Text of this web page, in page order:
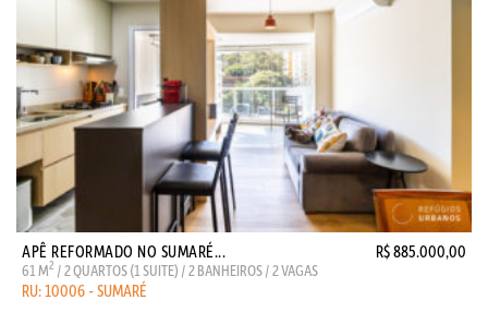
APÊ REFORMADO NO SUMARÉ... R$ 885.000,00
61 M2 / 2 QUARTOS (1 SUITE) / 2 BANHEIROS / 2 VAGAS
RU: 10006 - SUMARÉ